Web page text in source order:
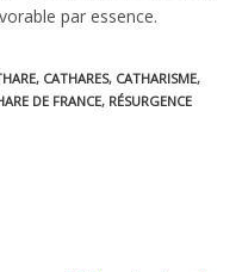
par essence.
, CATHARES, CATHARISME,
DE FRANCE, RÉSURGENCE